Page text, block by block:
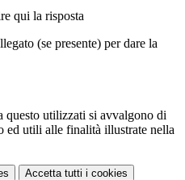
qui la risposta
(se presente) per dare la
questo utilizzati si avvalgono di
ed utili alle finalità illustrate nella
Accetta tutti i cookies